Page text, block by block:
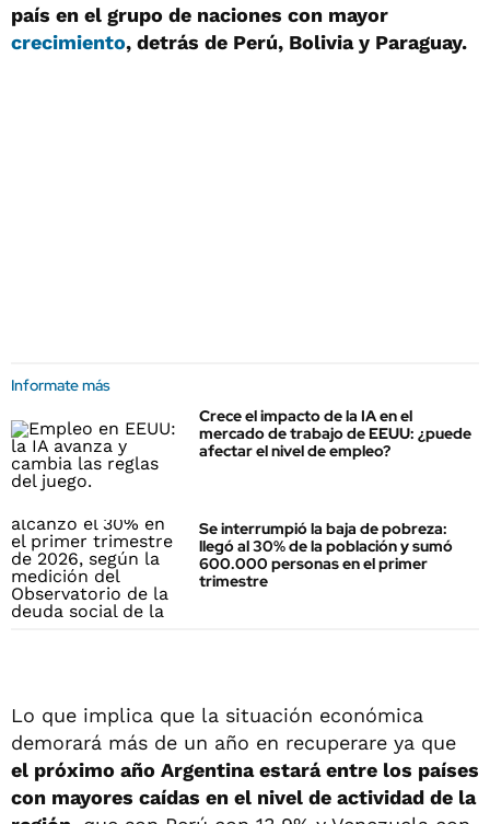
país en el grupo de naciones con mayor
crecimiento, detrás de Perú, Bolivia y Paraguay.
Informate más
Crece el impacto de la IA en el
mercado de trabajo de EEUU: ¿puede
afectar el nivel de empleo?
Se interrumpió la baja de pobreza:
llegó al 30% de la población y sumó
600.000 personas en el primer
trimestre
Lo que implica que la situación económica
demorará más de un año en recuperare ya que
el próximo año Argentina estará entre los países
con mayores caídas en el nivel de actividad de la